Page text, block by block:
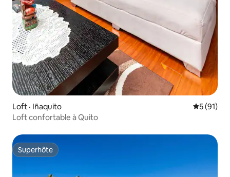
Loft · Iñaquito Note
5 (91)
Loft confortable à Quito
Superhôte
Superhôte